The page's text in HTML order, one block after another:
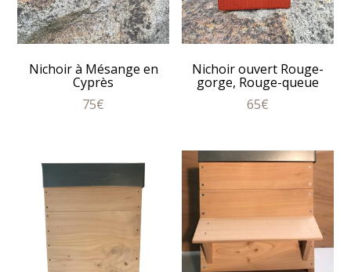
Nichoir à Mésange en
Cyprès
75€
Nichoir ouvert Rouge-
gorge, Rouge-queue
65€